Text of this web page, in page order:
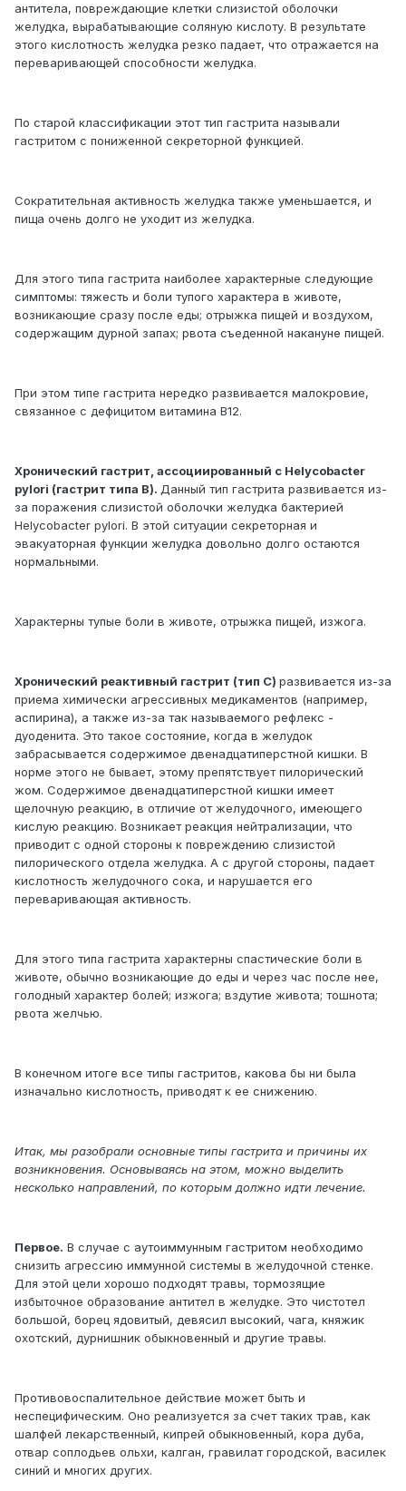
антитела, повреждающие клетки слизистой оболочки
желудка, вырабатывающие соляную кислоту. В результате
этого кислотность желудка резко падает, что отражается на
переваривающей способности желудка.
По старой классификации этот тип гастрита называли
гастритом с пониженной секреторной функцией.
Сократительная активность желудка также уменьшается, и
пища очень долго не уходит из желудка.
Для этого типа гастрита наиболее характерные следующие
симптомы: тяжесть и боли тупого характера в животе,
возникающие сразу после еды; отрыжка пищей и воздухом,
содержащим дурной запах; рвота съеденной накануне пищей.
При этом типе гастрита нередко развивается малокровие,
связанное с дефицитом витамина В12.
Хронический гастрит, ассоциированный с Helycobacter
pylori (гастрит типа В). Данный тип гастрита развивается из-
за поражения слизистой оболочки желудка бактерией
Helycobacter pylori. В этой ситуации секреторная и
эвакуаторная функции желудка довольно долго остаются
нормальными.
Характерны тупые боли в животе, отрыжка пищей, изжога.
Хронический реактивный гастрит (тип С) развивается из-за
приема химически агрессивных медикаментов (например,
аспирина), а также из-за так называемого рефлекс -
дуоденита. Это такое состояние, когда в желудок
забрасывается содержимое двенадцатиперстной кишки. В
норме этого не бывает, этому препятствует пилорический
жом. Содержимое двенадцатиперстной кишки имеет
щелочную реакцию, в отличие от желудочного, имеющего
кислую реакцию. Возникает реакция нейтрализации, что
приводит с одной стороны к повреждению слизистой
пилорического отдела желудка. А с другой стороны, падает
кислотность желудочного сока, и нарушается его
переваривающая активность.
Для этого типа гастрита характерны спастические боли в
животе, обычно возникающие до еды и через час после нее,
голодный характер болей; изжога; вздутие живота; тошнота;
рвота желчью.
В конечном итоге все типы гастритов, какова бы ни была
изначально кислотность, приводят к ее снижению.
Итак, мы разобрали основные типы гастрита и причины их
возникновения. Основываясь на этом, можно выделить
несколько направлений, по которым должно идти лечение.
Первое. В случае с аутоиммунным гастритом необходимо
снизить агрессию иммунной системы в желудочной стенке.
Для этой цели хорошо подходят травы, тормозящие
избыточное образование антител в желудке. Это чистотел
большой, борец ядовитый, девясил высокий, чага, княжик
охотский, дурнишник обыкновенный и другие травы.
Противовоспалительное действие может быть и
неспецифическим. Оно реализуется за счет таких трав, как
шалфей лекарственный, кипрей обыкновенный, кора дуба,
отвар соплодьев ольхи, калган, гравилат городской, василек
синий и многих других.